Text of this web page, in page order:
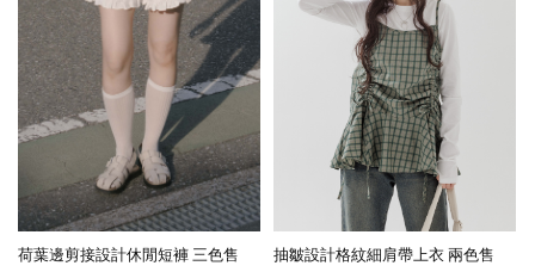
荷葉邊剪接設計休閒短褲 三色售
抽皺設計格紋細肩帶上衣 兩色售